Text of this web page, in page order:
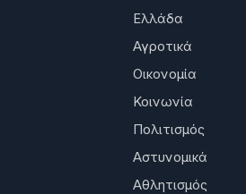
Ελλάδα
Αγροτικά
Οικονομία
Κοινωνία
Πολιτισμός
Αστυνομικά
Αθλητισμός